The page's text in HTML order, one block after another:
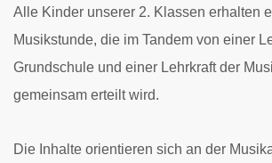
Alle Kinder unserer 2. Klassen erhalten
Musikstunde, die im Tandem von einer
Grundschule und einer Lehrkraft der
gemeinsam erteilt wird.
Die Inhalte orientieren sich an der